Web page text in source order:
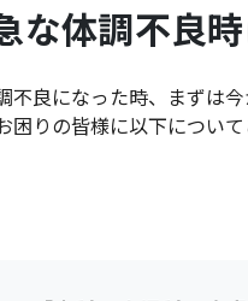
な体調不良
不良になった時、まずは
困りの皆様に以下について